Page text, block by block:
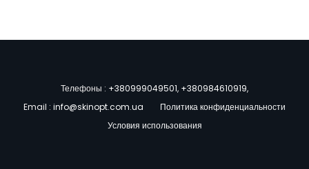
Телефоны : +380999049501, +380984610919,
Email : info@skinopt.com.ua
Политика конфиденциальности
Условия использования